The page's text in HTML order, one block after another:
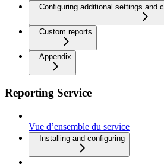
Configuring additional settings and
Custom reports
Appendix
Reporting Service
Vue d’ensemble du service
Installing and configuring